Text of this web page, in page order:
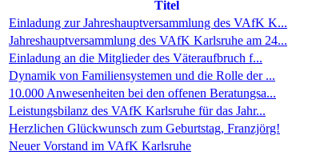
Titel
Einladung zur Jahreshauptversammlung des VAfK K...
Jahreshauptversammlung des VAfK Karlsruhe am 24...
Einladung an die Mitglieder des Väteraufbruch f...
Dynamik von Familiensystemen und die Rolle der ...
10.000 Anwesenheiten bei den offenen Beratungsa...
Leistungsbilanz des VAfK Karlsruhe für das Jahr...
Herzlichen Glückwunsch zum Geburtstag, Franzjörg!
Neuer Vorstand im VAfK Karlsruhe